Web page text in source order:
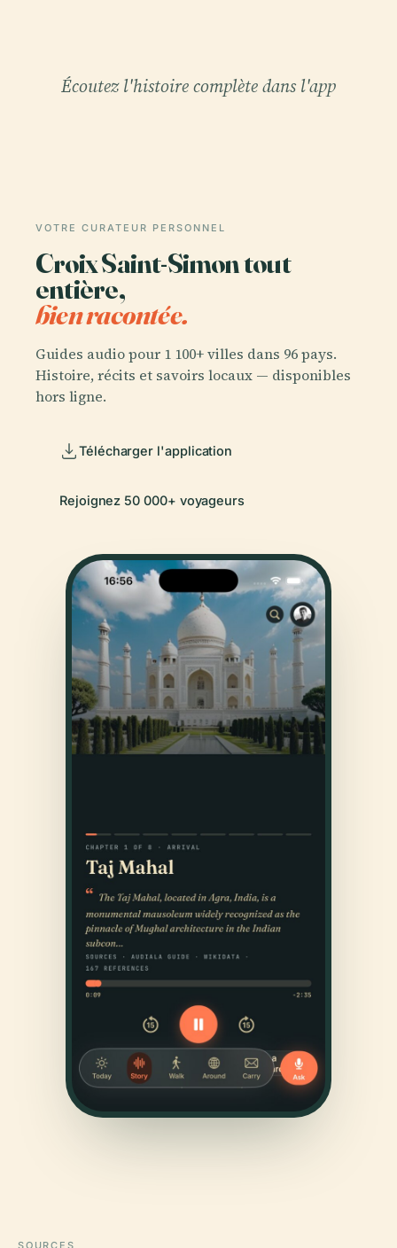
Écoutez l'histoire complète dans l'app
VOTRE CURATEUR PERSONNEL
Croix Saint-Simon tout
entière,
bien racontée.
Guides audio pour 1 100+ villes dans 96 pays.
Histoire, récits et savoirs locaux — disponibles
hors ligne.
Télécharger l'application
Rejoignez 50 000+ voyageurs
SOURCES